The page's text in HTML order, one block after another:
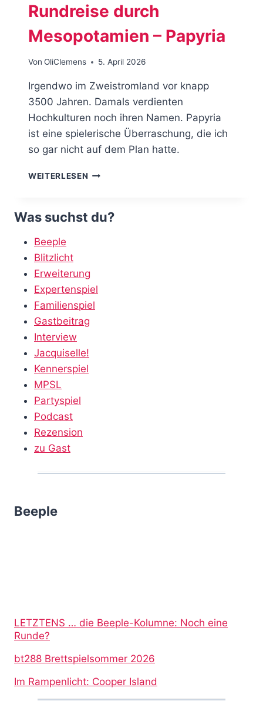
Rundreise durch
Mesopotamien – Papyria
Von OliClemens 5. April 2026
Irgendwo im Zweistromland vor knapp
3500 Jahren. Damals verdienten
Hochkulturen noch ihren Namen. Papyria
ist eine spielerische Überraschung, die ich
so gar nicht auf dem Plan hatte.
WEITERLESEN RUNDREISE
PAPYRIA
Was suchst du?
Beeple
Blitzlicht
Erweiterung
Expertenspiel
Familienspiel
Gastbeitrag
Interview
Jacquiselle!
Kennerspiel
MPSL
Partyspiel
Podcast
Rezension
zu Gast
Beeple
LETZTENS … die Beeple-Kolumne: Noch eine
Runde?
bt288 Brettspielsommer 2026
Im Rampenlicht: Cooper Island